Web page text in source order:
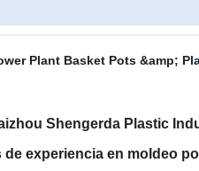
Shengerda Plastic
experiencia en moldeo